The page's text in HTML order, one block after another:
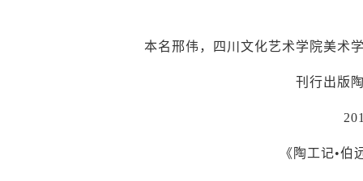
本名邢伟， 四川文化艺术学院美术
刊行出版
《陶工记•伯